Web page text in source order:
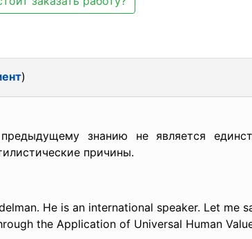
)
знанию не является
причины.
He is an international speaker. Let
the Application of Universal Human